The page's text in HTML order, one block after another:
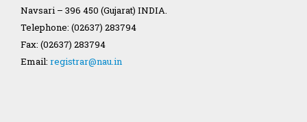
Accreditation Certificate
Navsari – 396 450 (Gujarat) INDIA.
Telephone: (02637) 283794
Fax: (02637) 283794
Email: registrar@nau.in